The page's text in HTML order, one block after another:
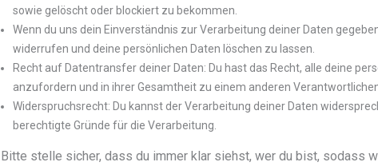
sowie gelöscht oder blockiert zu bekommen.
Wenn du uns dein Einverständnis zur Verarbeitung deiner Daten
widerrufen und deine persönlichen Daten löschen zu lassen.
Recht auf Datentransfer deiner Daten: Du hast das Recht, alle deine
anzufordern und in ihrer Gesamtheit zu einem anderen
Widerspruchsrecht: Du kannst der Verarbeitung deiner Daten
berechtigte Gründe für die Verarbeitung.
Bitte stelle sicher, dass du immer klar siehst, wer du bist, sodass